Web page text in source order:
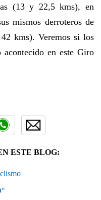
(13 y 22,5 kms), en
mismos derroteros de
kms). Veremos si los
acontecido en este Giro
ESTE BLOG: